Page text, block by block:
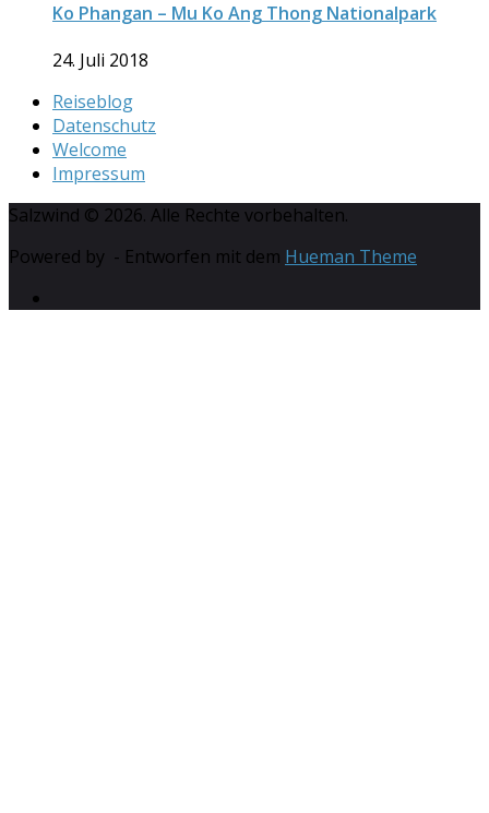
Ko Phangan – Mu Ko Ang Thong Nationalpark
24. Juli 2018
Reiseblog
Datenschutz
Welcome
Impressum
Salzwind © 2026. Alle Rechte vorbehalten.
Powered by - Entworfen mit dem Hueman Theme